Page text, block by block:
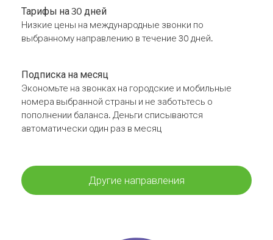
Тарифы на 30 дней
Низкие цены на международные звонки по
выбранному направлению в течение 30 дней.
Подписка на месяц
Экономьте на звонках на городские и мобильные
номера выбранной страны и не заботьтесь о
пополнении баланса. Деньги списываются
автоматически один раз в месяц
Другие направления